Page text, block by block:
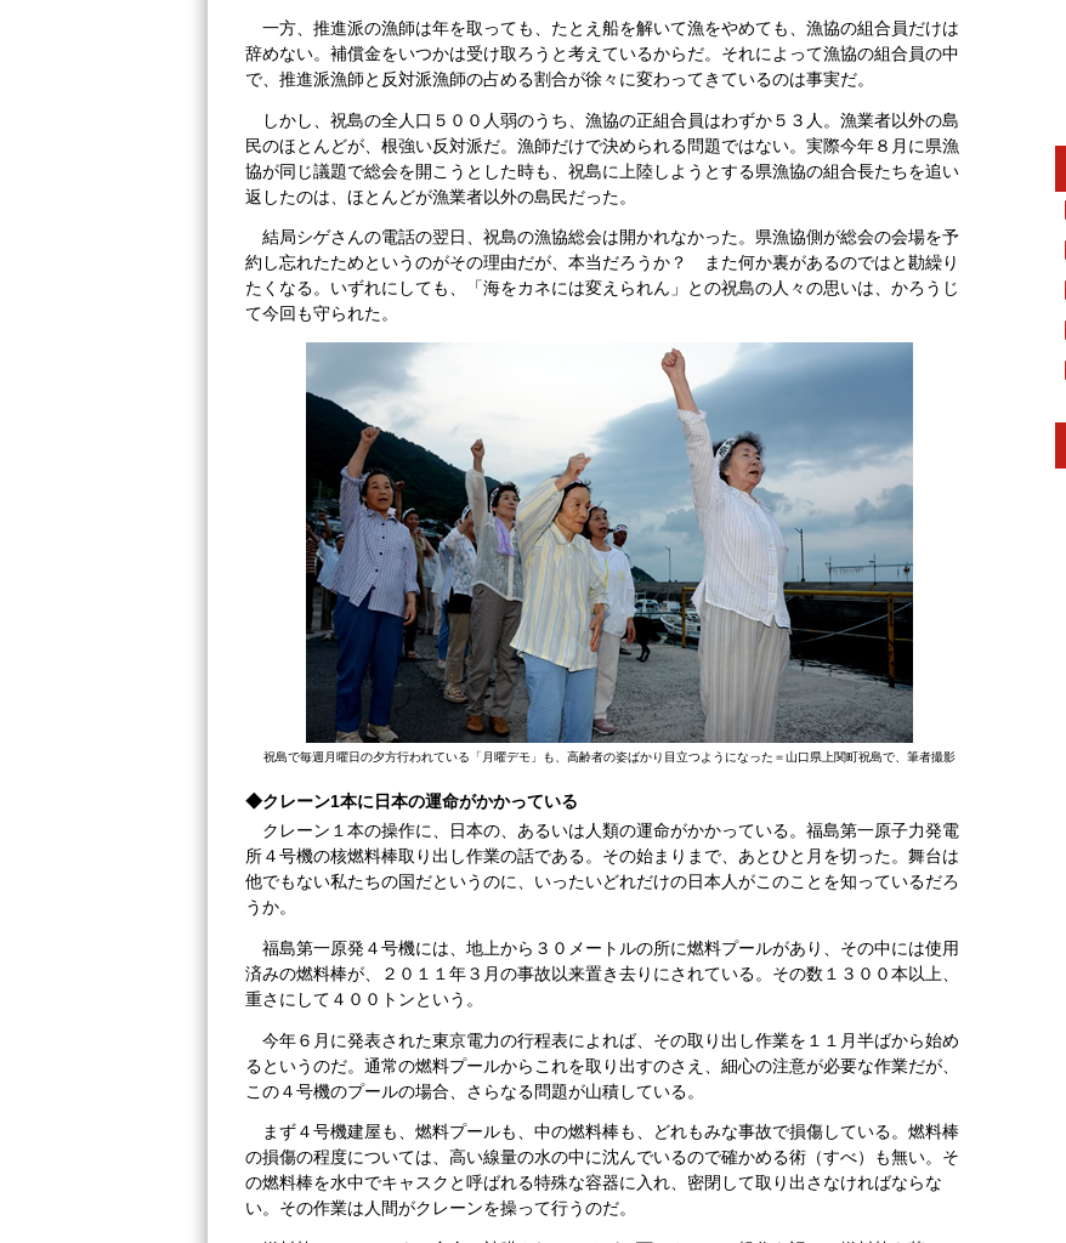
一方、推進派の漁師は年を取っても、たとえ船を解いて漁をやめても、漁協の組合員だけは
辞めない。補償金をいつかは受け取ろうと考えているからだ。それによって漁協の組合員の中
で、推進派漁師と反対派漁師の占める割合が徐々に変わってきているのは事実だ。
しかし、祝島の全人口５００人弱のうち、漁協の正組合員はわずか５３人。漁業者以外の島
民のほとんどが、根強い反対派だ。漁師だけで決められる問題ではない。実際今年８月に県漁
協が同じ議題で総会を開こうとした時も、祝島に上陸しようとする県漁協の組合長たちを追い
返したのは、ほとんどが漁業者以外の島民だった。
結局シゲさんの電話の翌日、祝島の漁協総会は開かれなかった。県漁協側が総会の会場を予
約し忘れたためというのがその理由だが、本当だろうか？ また何か裏があるのではと勘繰り
たくなる。いずれにしても、「海をカネには変えられん」との祝島の人々の思いは、かろうじ
て今回も守られた。
祝島で毎週月曜日の夕方行われている「月曜デモ」も、高齢者の姿ばかり目立つようになった＝山口県上関町祝島で、筆者撮影
◆クレーン1本に日本の運命がかかっている
クレーン１本の操作に、日本の、あるいは人類の運命がかかっている。福島第一原子力発電
所４号機の核燃料棒取り出し作業の話である。その始まりまで、あとひと月を切った。舞台は
他でもない私たちの国だというのに、いったいどれだけの日本人がこのことを知っているだろ
うか。
福島第一原発４号機には、地上から３０メートルの所に燃料プールがあり、その中には使用
済みの燃料棒が、２０１１年３月の事故以来置き去りにされている。その数１３００本以上、
重さにして４００トンという。
今年６月に発表された東京電力の行程表によれば、その取り出し作業を１１月半ばから始め
るというのだ。通常の燃料プールからこれを取り出すのさえ、細心の注意が必要な作業だが、
この４号機のプールの場合、さらなる問題が山積している。
まず４号機建屋も、燃料プールも、中の燃料棒も、どれもみな事故で損傷している。燃料棒
の損傷の程度については、高い線量の水の中に沈んでいるので確かめる術（すべ）も無い。そ
の燃料棒を水中でキャスクと呼ばれる特殊な容器に入れ、密閉して取り出さなければならな
い。その作業は人間がクレーンを操って行うのだ。